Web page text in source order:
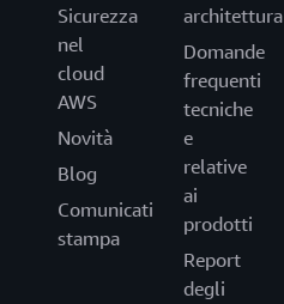
Sicurezza
nel
cloud
AWS
Novità
Blog
Comunicati
stampa
architettura
Domande
frequenti
tecniche
e
relative
ai
prodotti
Report
degli